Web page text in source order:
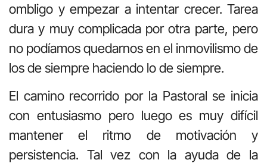
ombligo y empezar a intentar crecer. Tarea
dura y muy complicada por otra parte, pero
no podíamos quedarnos en el inmovilismo de
los de siempre haciendo lo de siempre.
El camino recorrido por la Pastoral se inicia
con entusiasmo pero luego es muy difícil
mantener el ritmo de motivación y
persistencia. Tal vez con la ayuda de la